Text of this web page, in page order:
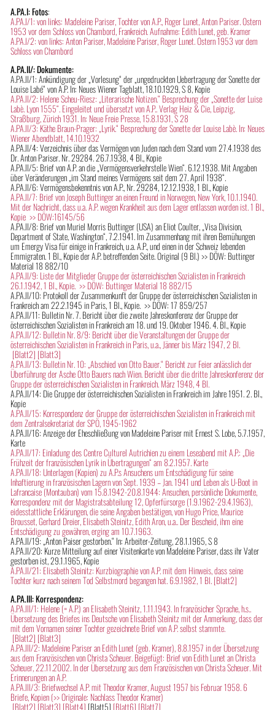
A.PA.I: Fotos:
A.PA.I/1: von links: Madeleine Pariser, Tochter von A.P., Roger Lunet, Anton Pariser. Ostern
1953 vor dem Schloss von Chambord, Frankreich. Aufnahme: Edith Lunet, geb. Kramer
A.PA.I/2: von links: Anton Pariser, Madeleine Pariser, Roger Lunet. Ostern 1953 vor dem
Schloss von Chambord
A.PA.II/: Dokumente:
A.PA.II/1: Ankündigung der „Vorlesung“ der „ungedruckten Uebertragung der Sonette der
Louise Labé“ von A.P. In: Neues Wiener Tagblatt, 18.10.1929, S 8, Kopie
A.PA.II/2: Helene Scheu-Riesz: „Literarische Notizen.“ Besprechung der „Sonette der Luise
Labè. Lyon 1555“. Eingeleitet und übersetzt von A.P.. Verlag Heiz & Cie, Leipzig,
Straßburg, Zürich 1931. In: Neue Freie Presse, 15.8.1931, S 28
A.PA.II/3: Käthe Braun-Prager: „Lyrik.“ Besprechung der Sonette der Louise Labè. In: Neues
Wiener Abendblatt, 14.10.1932
A.PA.II/4: Verzeichnis über das Vermögen von Juden nach dem Stand vom 27.4.1938 des
Dr. Anton Pariser. Nr. 29284. 26.7.1938, 4 Bl., Kopie
A.PA.II/5: Brief von A.P. an die „Vermögensverkehrstelle Wien“. 6.12.1938. Mit Angaben
über Veränderungen „im Stand meines Vermögens seit dem 27. April 1938“.
A.PA.II/6: Vermögensbekenntnis von A.P., Nr. 29284, 12.12.1938, 1 Bl., Kopie
A.PA.II/7: Brief von Joseph Buttinger an einen Freund in Norwegen, New York, 10.1.1940.
Mit der Nachricht, dass u.a. A.P. wegen Krankheit aus dem Lager entlassen worden ist. 1 Bl.,
Kopie >> DÖW:16145/56
A.PA.II/8: Brief von Muriel Morris Buttinger (USA) an Eliot Coulter, „Visa Division,
Department of State, Washington“, 7.2.1941. Im Zusammenhang mit ihren Bemühungen
um Emergy Visa für einige in Frankreich, u.a. A.P., und einen in der Schweiz lebenden
Emmigraten. 1 Bl., Kopie der A.P. betreffenden Seite. Original (9 Bl.) >> DÖW: Buttinger
Material 18 882/10
A.PA.II/9: Liste der Mitglieder Gruppe der österreichischen Sozialisten in Frankreich
26.1.1942, 1 Bl., Kopie. >> DÖW: Buttinger Material 18 882/15
A.PA.II/10: Protokoll der Zusammenkunft der Gruppe der österreichischen Sozialisten in
Frankreich am 22.2.1945 in Paris, 1 Bl., Kopie. >> DÖW: 17 859/257
A.PA.II/11: Bulletin Nr. 7. Bericht über die zweite Jahreskonferenz der Gruppe der
österreichischen Sozialisten in Frankreich am 18. und 19. Oktober 1946. 4. Bl., Kopie
A.PA.II/12: Bulletin Nr. 8/9: Bericht über die Veranstaltungen der Gruppe der
österreichischen Sozialisten in Frankreich in Paris, u.a., Jänner bis März 1947, 2 Bl.
[Blatt2] [Blatt3]
A.PA.II/13: Bulletin Nr. 10: „Abschied von Otto Bauer.“ Bericht zur Feier anlässlich der
Überführung der Asche Otto Bauers nach Wien. Bericht über die dritte Jahreskonferenz der
Gruppe der österreichischen Sozialisten in Frankreich. März 1948, 4 Bl.
A.PA.II/14: Die Gruppe der österreichischen Sozialisten in Frankreich im Jahre 1951. 2. Bl.,
Kopie
A.PA.II/15: Korrespondenz der Gruppe der österreichischen Sozialisten in Frankreich mit
dem Zentralsekretariat der SPÖ, 1945-1962
A.PA.II/16: Anzeige der Eheschließung von Madeleine Pariser mit Ernest S. Lobe, 5.7.1957,
Karte
A.PA.II/17: Einladung des Centre Culturel Autrichien zu einem Leseabend mit A.P.: „Die
Frühzeit der französischen Lyrik in Übertragungen“ am 8.2.1957. Karte
A.PA.II/18: Unterlagen (Kopien) zu A.P.s Ansuchens um Entschädigung für seine
Inhaftierung in französischen Lagern von Sept. 1939 – Jan. 1941 und Leben als U-Boot in
Lafrancaise (Montauban) vom 15.8.1942-20.8.1944: Ansuchen, persönliche Dokumente,
Korrespondenz mit der Magistratsabteilung 12, Opferfürsorge (1.9.1962-29.4.1963),
eidesstattliche Erklärungen, die seine Angaben bestätigen, von Hugo Price, Maurice
Brousset, Gerhard Dreier, Elisabeth Steinitz, Edith Aron, u.a.. Der Bescheid, ihm eine
Entschädigung zu gewähren, erging am 10.7.1963.
A.PA.II/19: „Anton Paiser gestorben.“ In: Arbeiter-Zeitung, 28.1.1965, S 8
A.PA.II/20: Kurze Mitteilung auf einer Visitenkarte von Madeleine Pariser, dass ihr Vater
gestorben ist, 29.1.1965, Kopie
A.PA.II/21: Elisabeth Steinitz: Kurzbiographie von A.P. mit dem Hinweis, dass seine
Tochter kurz nach seinem Tod Selbstmord begangen hat. 6.9.1982, 1 Bl. [Blatt2]
A.PA.III: Korrespondenz:
A.PA.III/1: Helene (= A.P.) an Elisabeth Steinitz, 1.11.1943. In französicher Sprache, h.s..
Übersetzung des Briefes ins Deutsche von Elisabeth Steinitz mit der Anmerkung, dass der
mit dem Vornamen seiner Tochter gezeichnete Brief von A.P. selbst stammte.
[Blatt2] [Blatt3]
A.PA.III/2: Madeleine Pariser an Edith Lunet (geb. Kramer), 8.8.1957 in der Übersetzung
aus dem Französischen von Christa Scheuer. Beigefügt: Brief von Edith Lunet an Christa
Scheuer, 22.11.2002. In der Übersetzung aus dem Französischen von Christa Scheuer. Mit
Erinnerungen an A.P.
A.PA.III/3: Briefwechsel A.P. mit Theodor Kramer, August 1957 bis Februar 1958. 6
Briefe, Kopien (>> Originale: Nachlass Theodor Kramer)
[Blatt2][Blatt3] [Blatt4] [Blatt5] [Blatt6] [Blatt7]